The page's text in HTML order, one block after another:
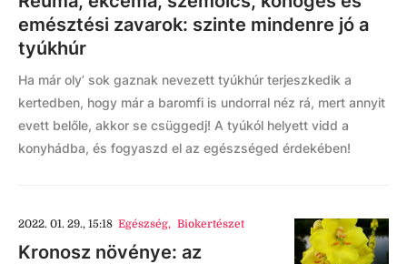
emésztési zavarok: szinte mindenre jó a
tyúkhúr
Ha már oly’ sok gaznak nevezett tyúkhúr terjeszkedik a
kertedben, hogy már a baromfi is undorral néz rá, mert annyit
evett belőle, akkor se csüggedj! A tyúkól helyett vidd a
konyhádba, és fogyaszd el az egészséged érdekében!
2022. 01. 29., 15:18 Egészség, Biokertészet
Kronosz növénye: az